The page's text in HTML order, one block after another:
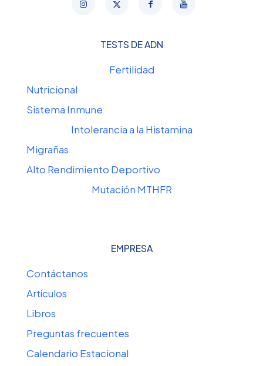
TESTS DE ADN
Fertilidad
Nutricional
Sistema Inmune
Intolerancia a la Histamina
Migrañas
Alto Rendimiento Deportivo
Mutación MTHFR
EMPRESA
Contáctanos
Artículos
Libros
Preguntas frecuentes
Calendario Estacional